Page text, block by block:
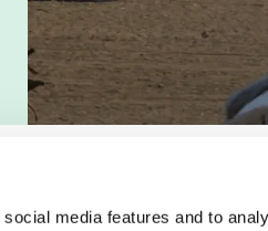
media features and to